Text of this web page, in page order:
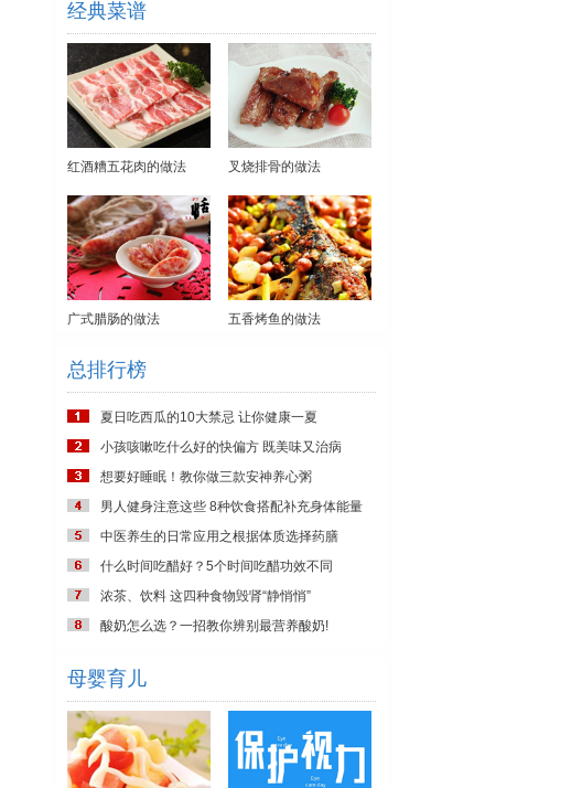
经典菜谱
红酒糟五花肉的做法 叉烧排骨的做法
广式腊肠的做法 五香烤鱼的做法
总排行榜
夏日吃西瓜的10大禁忌 让你健康一夏
小孩咳嗽吃什么好的快偏方 既美味又治病
想要好睡眠！教你做三款安神养心粥
男人健身注意这些 8种饮食搭配补充身体能量
中医养生的日常应用之根据体质选择药膳
什么时间吃醋好？5个时间吃醋功效不同
浓茶、饮料 这四种食物毁肾“静悄悄”
酸奶怎么选？一招教你辨别最营养酸奶!
母婴育儿